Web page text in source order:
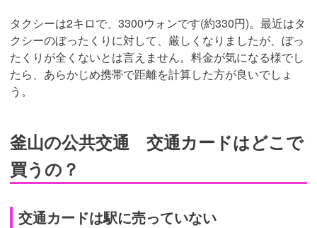
タクシーは2キロで、3300ウォンです(約330円)。最近はタ
クシーのぼったくりに対して、厳しくなりましたが、ぼっ
たくりが全くないとは言えません。料金が気になる様でし
たら、あらかじめ携帯で距離を計算した方が良いでしょ
う。
釜山の公共交通 交通カードはどこで
買うの？
交通カードは駅に売っていない